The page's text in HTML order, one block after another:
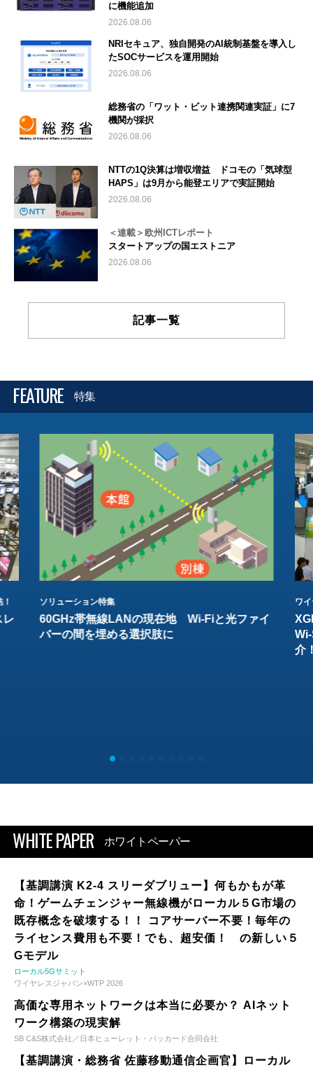
に機能追加
2026.08.06
NRIセキュア、独自開発のAI統制基盤を導入し
たSOCサービスを運用開始
2026.08.06
総務省の「ワット・ビット連携関連実証」に7
機関が採択
2026.08.06
NTTの1Q決算は増収増益 ドコモの「気球型
HAPS」は9月から能登エリアで実証開始
2026.08.06
＜連載＞欧州ICTレポート
スタートアップの国エストニア
2026.08.06
記事一覧
FEATURE 特集
レ
ソリューション特集
60GHz帯無線LANの現在地 Wi-Fiと光ファイ
バーの間を埋める選択肢に
ワ
介
WHITE PAPER ホワイトペーパー
【基調講演 K2-4 スリーダブリュー】何もかもが革
命！ゲームチェンジャー無線機がローカル５G市場の
既存概念を破壊する！！ コアサーバー不要！毎年の
ライセンス費用も不要！でも、超安価！ の新しい５
Gモデル
ローカル5Gサミット
ワイヤレスジャパン×WTP 2026
高価な専用ネットワークは本当に必要か？ AIネット
ワーク構築の現実解
SB C&S株式会社／日本ヒューレット・パッカード合同会社
【基調講演・総務省 佐藤移動通信企画官】ローカル